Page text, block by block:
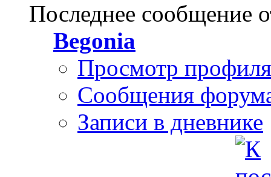
Последнее сообщение
Begonia
Просмотр профиля
Сообщения
Записи в дневнике